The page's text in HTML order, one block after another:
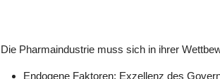
Die Pharmaindustrie muss sich in ihrer
Endogene Faktoren: Exzellenz des